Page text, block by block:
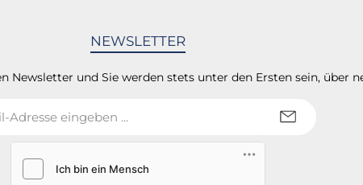
NEWSLETTER
Newsletter und Sie werden stets unter den Ersten sein, über